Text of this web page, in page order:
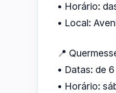
• Horário:
• Local:
📍
• Datas: de
• Horário: